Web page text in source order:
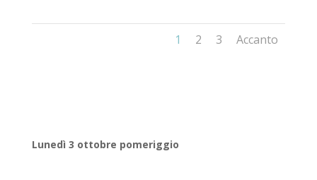
1 2 3 Accanto
Lunedì 3 ottobre pomeriggio